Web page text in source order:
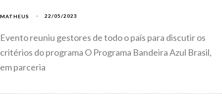
MATHEUS 22/05/2023
Evento reuniu gestores de todo o país para discutir os
critérios do programa O Programa Bandeira Azul Brasil,
em parceria